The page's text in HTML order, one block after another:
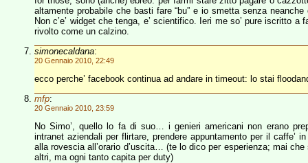
altamente probabile che basti fare “bu” e io smetta senza
Non c’e’ widget che tenga, e’ scientifico. Ieri me so’ pure iscritto
rivolto come un calzino.
simonecaldana:
20 Gennaio 2010, 22:49
ecco perche’ facebook continua ad andare in timeout: lo stai
mfp:
20 Gennaio 2010, 23:59
No Simo’, quello lo fa di suo… i genieri americani non erano
intranet aziendali per flirtare, prendere appuntamento per il caffe’
alla rovescia all’orario d’uscita… (te lo dico per esperienza; mai
altri, ma ogni tanto capita per duty)